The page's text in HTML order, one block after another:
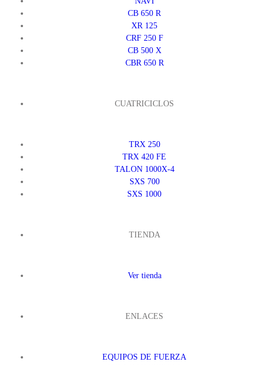
CB 650 R
XR 125
CRF 250 F
CB 500 X
CBR 650 R
CUATRICICLOS
TRX 250
TRX 420 FE
TALON 1000X-4
SXS 700
SXS 1000
TIENDA
Ver tienda
ENLACES
EQUIPOS DE FUERZA